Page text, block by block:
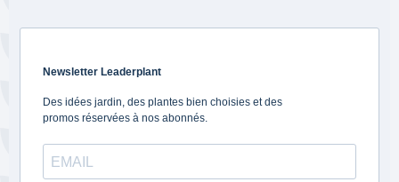
Newsletter Leaderplant
Des idées jardin, des plantes bien choisies et des
promos réservées à nos abonnés.